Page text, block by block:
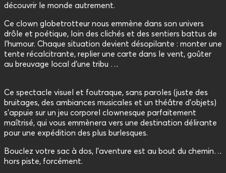
découvrir le monde autrement.
Ce clown globetrotteur nous emmène dans son univers
drôle et poétique, loin des clichés et des sentiers battus de
l’humour. Chaque situation devient désopilante : monter une
tente récalcitrante, replier une carte dans le vent, goûter
au breuvage local d’une tribu …
Ce spectacle visuel et foutraque, sans paroles (juste des
bruitages, des ambiances musicales et un théâtre d’objets)
s'appuie sur un jeu corporel clownesque parfaitement
maîtrisé, qui vous emmènera vers une destination délirante
pour une expédition des plus burlesques.
Bouclez votre sac à dos, l'aventure est au bout du chemin…
hors piste, forcément.